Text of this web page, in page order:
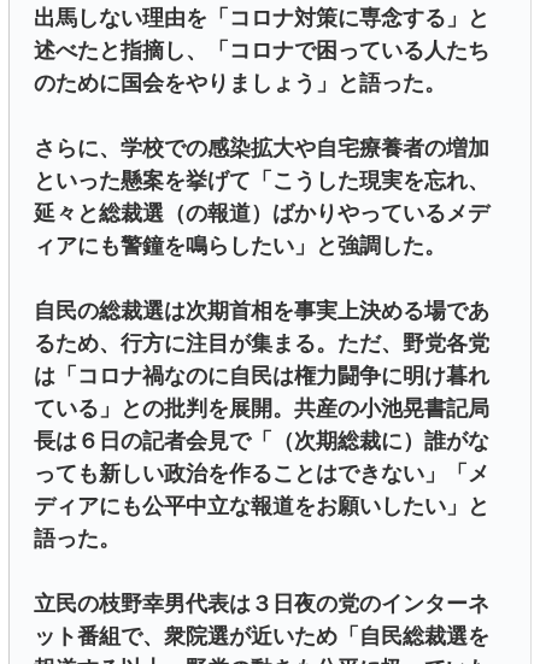
出馬しない理由を「コロナ対策に専念する」と
述べたと指摘し、「コロナで困っている人たち
のために国会をやりましょう」と語った。
さらに、学校での感染拡大や自宅療養者の増加
といった懸案を挙げて「こうした現実を忘れ、
延々と総裁選（の報道）ばかりやっているメデ
ィアにも警鐘を鳴らしたい」と強調した。
自民の総裁選は次期首相を事実上決める場であ
るため、行方に注目が集まる。ただ、野党各党
は「コロナ禍なのに自民は権力闘争に明け暮れ
ている」との批判を展開。共産の小池晃書記局
長は６日の記者会見で「（次期総裁に）誰がな
っても新しい政治を作ることはできない」「メ
ディアにも公平中立な報道をお願いしたい」と
語った。
立民の枝野幸男代表は３日夜の党のインターネ
ット番組で、衆院選が近いため「自民総裁選を